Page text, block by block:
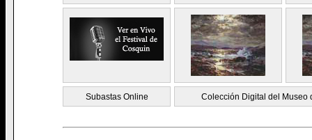
Subastas Online Colección Digital del Museo